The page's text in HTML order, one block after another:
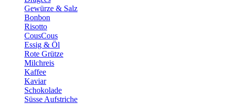
Gewürze & Salz
Bonbon
Risotto
CousCous
Essig & Öl
Rote Grütze
Milchreis
Kaffee
Kaviar
Schokolade
Süsse Aufstriche